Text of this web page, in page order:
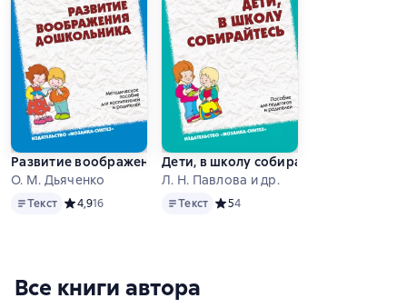
Развитие воображения дошкольника. Методическое
О. М. Дьяченко
Текст
Текст Средний рейтинг 4,9 на основе 16 оценок
4,916
Дети, в школу собирайтесь. Пособие
Л. Н. Павлова и др.
Текст
Текст Средний рейтинг 5 на основе 4
54
Все книги автора